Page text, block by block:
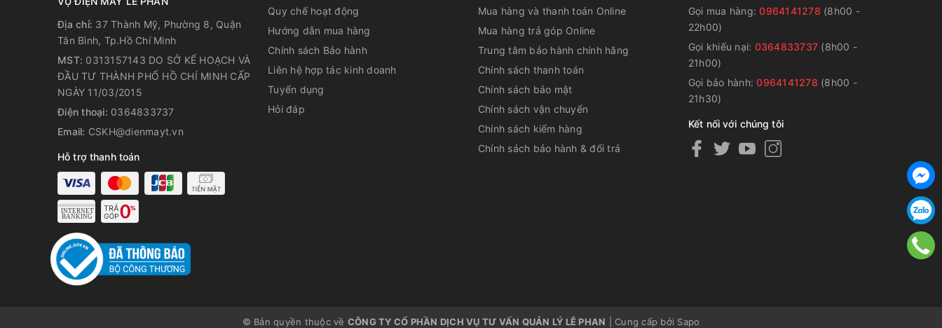
Lợi ích của cây nước nóng lạnh KG49A3 với hệ thống làm lạnh bằng Block
Nhiệt độ làm nóng từ 92 – 95 độ C, nhiệt độ làm lạnh từ 6 – 8 độ C. Máy có công suất làm lạnh là
100W và công suất làm nóng đến 500W giúp đun nóng nước nhanh chóng, cho bạn dễ dàng pha
trà, cà phê, nấu mì,… mà không phải tốn nhiều thời gian. Máy làm nóng lạnh nước uống Kangaroo
KG49A3 có hệ thống làm lạnh bằng Block giúp nước có độ lạnh sâu, sảng khoái, đập tan cơn
khát nhanh chóng.
• Tiện dụng, dễ dùng với 2 vòi riêng biệt nóng, lạnh.
• Hệ thống làm lạnh bằng block.
• Chế độ bảo vệ block bằng cầu chì nhiệt
• Bầu đun bằng Inox 304
• Sử dụng bơm hút, bình nước để phía dưới, giúp tăng tính thẩm mỹ
Địa chỉ: 37 Thành Mỹ, Phường 8, Quận
Tân Bình, Tp.Hồ Chí Minh
MST: 0313157143 DO SỞ KẾ HOẠCH VÀ
ĐẦU TƯ THÀNH PHỐ HỒ CHÍ MINH CẤP
NGÀY 11/03/2015
Điện thoại: 0364833737
Email: CSKH@dienmayt.vn
Hỗ trợ thanh toán
Quy chế hoạt động
Hướng dẫn mua hàng
Chính sách Bảo hành
Liên hệ hợp tác kinh doanh
Tuyển dụng
Hỏi đáp
Mua hàng và thanh toán Online
Mua hàng trả góp Online
Trung tâm bảo hành chính hãng
Chính sách thanh toán
Chính sách bảo mật
Chính sách vận chuyển
Chính sách kiểm hàng
Chính sách bảo hành & đổi trả
Gọi mua hàng:0964141278 (8h00 -
22h00)
Gọi khiếu nại: 0364833737 (8h00 -
21h00)
Gọi bảo hành:0964141278 (8h00 -
21h30)
Kết nối với chúng tôi
© Bản quyền thuộc về CÔNG TY CỔ PHẦN DỊCH VỤ TƯ VẤN QUẢN LÝ LÊ PHAN Cung cấp bởi Sapo